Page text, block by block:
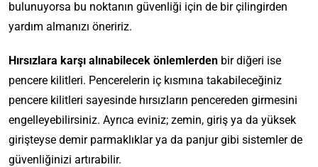
bulunuyorsa bu noktanın güvenliği için de bir çilingirden
yardım almanızı öneririz.
Hırsızlara karşı alınabilecek önlemlerden bir diğeri ise
pencere kilitleri. Pencerelerin iç kısmına takabileceğiniz
pencere kilitleri sayesinde hırsızların pencereden girmesini
engelleyebilirsiniz. Ayrıca eviniz; zemin, giriş ya da yüksek
girişteyse demir parmaklıklar ya da panjur gibi sistemler de
güvenliğinizi artırabilir.